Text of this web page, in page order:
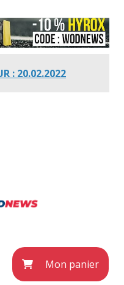
: 20.02.2022
Mon panier